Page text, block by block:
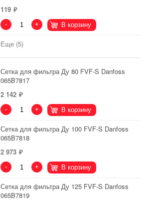
119
- + В корзину
Еще (5)
Сетка для фильтра Ду 80 FVF-S Danfoss
065B7817
2 142
- + В корзину
Сетка для фильтра Ду 100 FVF-S Danfoss
065B7818
2 973
- + В корзину
Сетка для фильтра Ду 125 FVF-S Danfoss
065B7819